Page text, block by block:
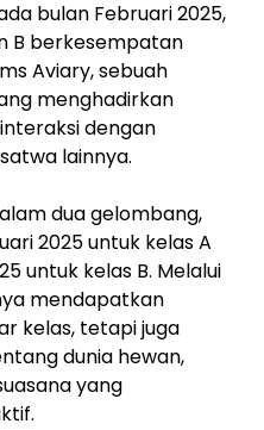
bulan Februari 2025,
B berkesempatan
Aviary, sebuah
menghadirkan
dengan
lainnya.
dua gelombang,
2025 untuk kelas A
untuk kelas B. Melalui
mendapatkan
kelas, tetapi juga
dunia hewan,
yang